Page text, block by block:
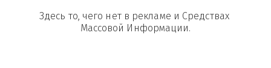
Здесь то, чего нет в рекламе и Средствах
Массовой Информации.